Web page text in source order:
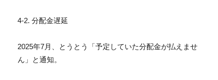
4-2. 分配金遅延
2025年7月、とうとう「予定していた分配金が払えませ
ん」
と通知。